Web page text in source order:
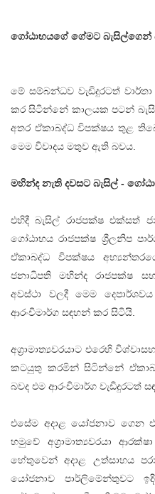
ගෝඨාභයගේ ගේමට බැසිල්ගෙන්
මේ සම්බන්ධව වැඩිදුරටත්
කර සිටින්නේ කාලයක පටන්
අතර ඒකාබද්ධ විපක්ෂය තුළ
මෙම විවාදය මතුව ඇති බවය.
මහින්ද නැති දවසට බැසිල් -
එහිදී බැසිල් රාජපක්ෂ එක්සත්
ගෝඨාභය රාජපක්ෂ ශ්‍රීලනිප
ඒකාබද්ධ විපක්ෂය
ජනාධිපති මහින්ද රාජපක්ෂ
අවස්ථා වලදී මෙම
ආරංචිමාර්ග සඳහන් කර සිටියි.
අග්‍රාමාත්‍යවරයාට එරෙහි
කටයුතු කරමින් සිටින්නේ
බවද එම ආරංචිමාර්ග වැඩිදුරටත්
එසේම අදාළ යෝජනාව ගෙන
හමුවේ අග්‍රාමාත්‍යවරයා
හේතුවෙන් අදාළ උත්සාහය
යෝජනාව පාර්ලිමේන්තුවට